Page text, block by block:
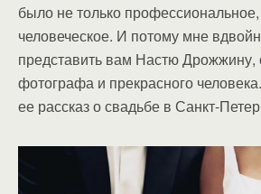
было не только
человеческое. И потому мне
представить вам Настю Дрожжину,
фотографа и прекрасного
ее рассказ о свадьбе в Санкт-